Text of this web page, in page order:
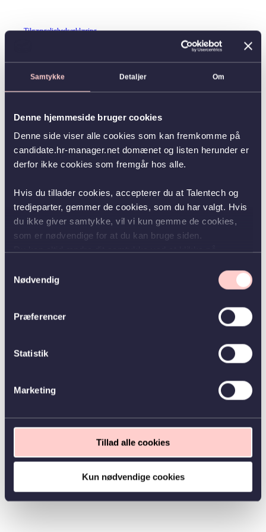
Samtykke Detaljer Om
Denne hjemmeside bruger cookies
Denne side viser alle cookies som kan fremkomme på
candidate.hr-manager.net domænet og listen herunder er
derfor ikke cookies som fremgår hos alle.
Hvis du tillader cookies, accepterer du at Talentech og
tredjeparter, gemmer de cookies, som du har valgt. Hvis
du ikke giver samtykke, vil vi kun gemme de cookies,
som er nødvendige for at du kan bruge siden.
Nødvendig
Præferencer
Statistik
Marketing
Tillad alle cookies
Kun nødvendige cookies
Tilgængelighedserklæring